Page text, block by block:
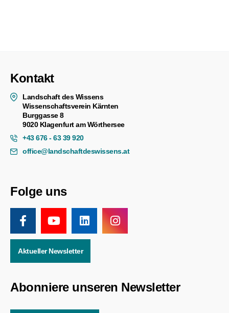
Kontakt
Landschaft des Wissens
Wissenschaftsverein Kärnten
Burggasse 8
9020 Klagenfurt am Wörthersee
+43 676 - 63 39 920
office@landschaftdeswissens.at
Folge uns
Aktueller Newsletter
Abonniere unseren Newsletter